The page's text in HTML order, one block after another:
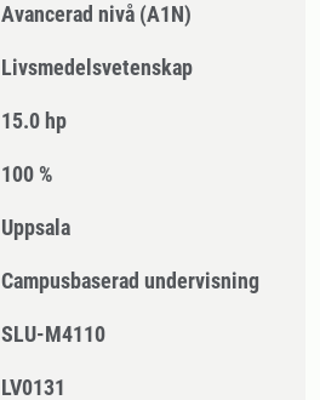
Avancerad nivå (A1N)
Livsmedelsvetenskap
15.0 hp
100 %
Uppsala
Campusbaserad undervisning
SLU-M4110
LV0131